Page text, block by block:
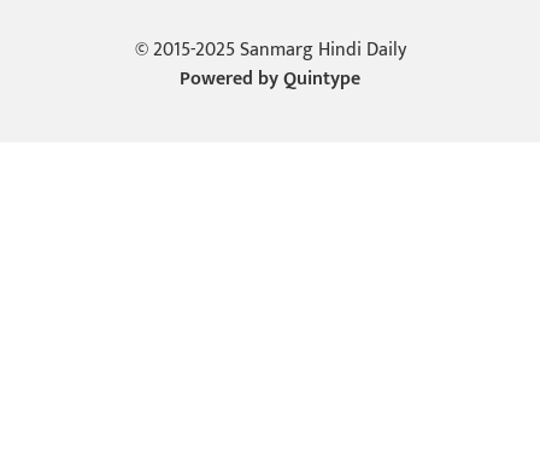
© 2015-2025 Sanmarg Hindi Daily
Powered byQuintype